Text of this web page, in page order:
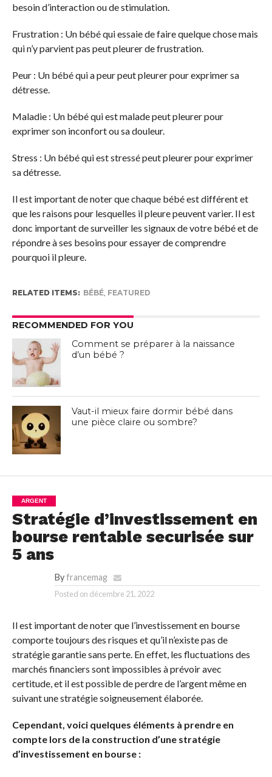
besoin d’interaction ou de stimulation.
Frustration : Un bébé qui essaie de faire quelque chose mais
qui n’y parvient pas peut pleurer de frustration.
Peur : Un bébé qui a peur peut pleurer pour exprimer sa
détresse.
Maladie : Un bébé qui est malade peut pleurer pour
exprimer son inconfort ou sa douleur.
Stress : Un bébé qui est stressé peut pleurer pour exprimer
sa détresse.
Il est important de noter que chaque bébé est différent et
que les raisons pour lesquelles il pleure peuvent varier. Il est
donc important de surveiller les signaux de votre bébé et de
répondre à ses besoins pour essayer de comprendre
pourquoi il pleure.
RELATED ITEMS: BÉBÉ, FEATURED
RECOMMENDED FOR YOU
Comment se préparer à la naissance
d’un bébé ?
Vaut-il mieux faire dormir bébé dans
une pièce claire ou sombre?
ARGENT
Stratégie d’investissement en
bourse rentable securisée sur
5 ans
By francemag
Posted on décembre 21, 2022
Il est important de noter que l’investissement en bourse
comporte toujours des risques et qu’il n’existe pas de
stratégie garantie sans perte. En effet, les fluctuations des
marchés financiers sont impossibles à prévoir avec
certitude, et il est possible de perdre de l’argent même en
suivant une stratégie soigneusement élaborée.
Cependant, voici quelques éléments à prendre en
compte lors de la construction d’une stratégie
d’investissement en bourse :